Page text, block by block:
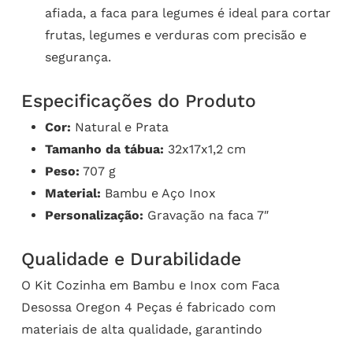
afiada, a faca para legumes é ideal para cortar
frutas, legumes e verduras com precisão e
segurança.
Especificações do Produto
Cor: Natural e Prata
Tamanho da tábua: 32x17x1,2 cm
Peso: 707 g
Material: Bambu e Aço Inox
Personalização: Gravação na faca 7″
Qualidade e Durabilidade
O Kit Cozinha em Bambu e Inox com Faca
Desossa Oregon 4 Peças é fabricado com
materiais de alta qualidade, garantindo